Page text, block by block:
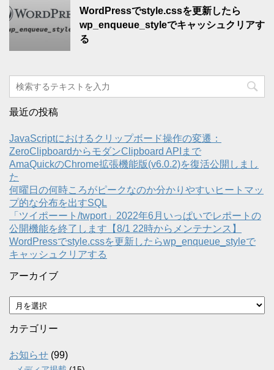
WordPressでstyle.cssを更新したら
wp_enqueue_styleでキャッシュクリアす
る
最近の投稿
JavaScriptにおけるクリップボード操作の変遷：
ZeroClipboardからモダンClipboard APIまで
AmaQuickのChrome拡張機能版(v6.0.2)を復活公開しまし
た
何曜日の何時ころがピークなのか分かりやすいヒートマッ
プ的な分布を出すSQL
「ツイポーート/twport」2022年6月いっぱいでレポートの
公開機能を終了します【8/1 22時からメンテナンス】
WordPressでstyle.cssを更新したらwp_enqueue_styleで
キャッシュクリアする
アーカイブ
ア
ー
カ
ブ
カテゴリー
お知らせ (99)